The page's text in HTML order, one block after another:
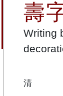
壽
Writing
清